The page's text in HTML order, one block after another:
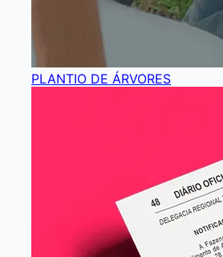
PLANTIO DE ÁRVORES